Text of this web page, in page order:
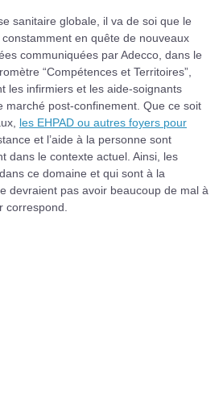
sanitaire globale, il va de soi que le
en quête de nouveaux
communiquées par Adecco, dans le
“Compétences et Territoires”,
les infirmiers et les aide-soignants
marché post-confinement. Que ce soit
les EHPAD ou autres foyers pour
et l’aide à la personne sont
dans le contexte actuel. Ainsi, les
ce domaine et qui sont à la
devraient pas avoir beaucoup de mal à
correspond.